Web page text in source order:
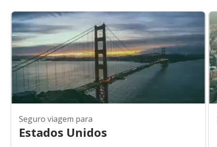
Seguro viagem para
Estados Unidos